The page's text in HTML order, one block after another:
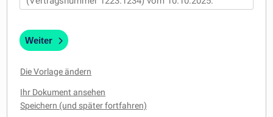
Weiter
Die Vorlage ändern
Ihr Dokument ansehen